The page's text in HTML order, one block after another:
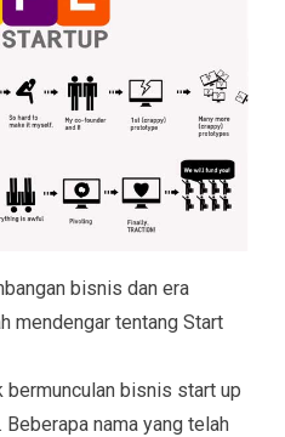
bisnis dan era
mendengar tentang Start
bermunculan bisnis start up
nama yang telah